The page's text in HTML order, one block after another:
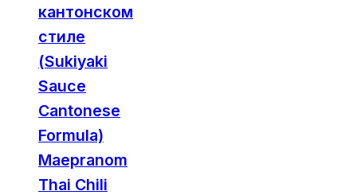
кантонском
стиле
(Sukiyaki
Sauce
Cantonese
Formula)
Maepranom
Thai Chili